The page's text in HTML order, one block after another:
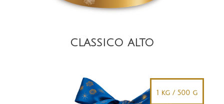
CLASSICO ALTO
1 kg / 500 g